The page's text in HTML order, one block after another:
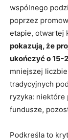
wspólnego
poprzez
etapie, otwartej
pokazują, że
ukończyć o 15-
mniejszej
tradycyjnych
ryzyka:
fundusze,
Podkreśla to